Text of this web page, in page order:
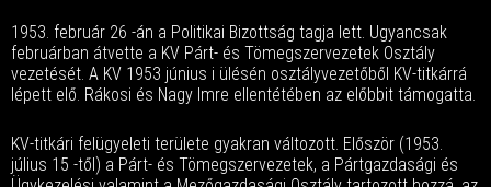
1953. február 26 -án a Politikai Bizottság tagja lett. Ugyancsak
februárban átvette a KV Párt- és Tömegszervezetek Osztály
vezetését. A KV 1953 június i ülésén osztályvezetőből KV-titkárrá
lépett elő. Rákosi és Nagy Imre ellentétében az előbbit támogatta.
KV-titkári felügyeleti területe gyakran változott. Először (1953.
július 15 -től) a Párt- és Tömegszervezetek, a Pártgazdasági és